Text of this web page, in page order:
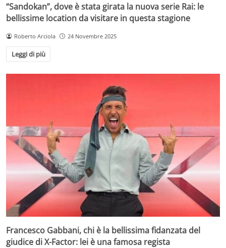
“Sandokan”, dove è stata girata la nuova serie Rai: le
bellissime location da visitare in questa stagione
Roberto Arciola 24 Novembre 2025
Leggi di più
Francesco Gabbani, chi è la bellissima fidanzata del
giudice di X-Factor: lei è una famosa regista